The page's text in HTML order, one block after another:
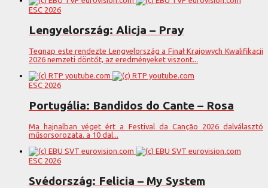
ESC 2026
Lengyelország: Alicja – Pray
Tegnap este rendezte Lengyelország a Finał Krajowych Kwalifikacji
2026 nemzeti döntőt, az eredményeket viszont...
ESC 2026
Portugália: Bandidos do Cante – Rosa
Ma hajnalban véget ért a Festival da Canção 2026 dalválasztó
műsorsorozata. a 10 dal...
ESC 2026
Svédország: Felicia – My System